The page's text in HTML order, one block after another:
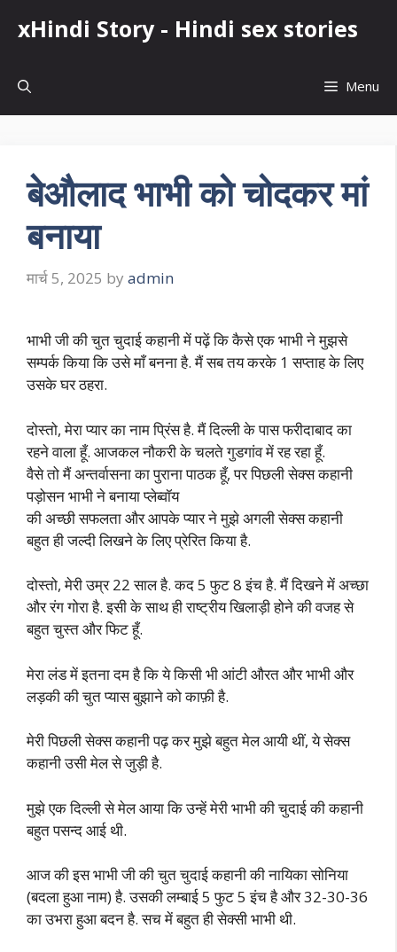
xHindi Story - Hindi sex stories
Menu
बेऔलाद भाभी को चोदकर मां
बनाया
मार्च 5, 2025 by admin
भाभी जी की चुत चुदाई कहानी में पढ़ें कि कैसे एक भाभी ने मुझसे
सम्पर्क किया कि उसे माँ बनना है. मैं सब तय करके 1 सप्ताह के लिए
उसके घर ठहरा.
दोस्तो, मेरा प्यार का नाम प्रिंस है. मैं दिल्ली के पास फरीदाबाद का
रहने वाला हूँ. आजकल नौकरी के चलते गुडगांव में रह रहा हूँ.
वैसे तो मैं अन्तर्वासना का पुराना पाठक हूँ, पर पिछली सेक्स कहानी
पड़ोसन भाभी ने बनाया प्लेब्वॉय
की अच्छी सफलता और आपके प्यार ने मुझे अगली सेक्स कहानी
बहुत ही जल्दी लिखने के लिए प्रेरित किया है.
दोस्तो, मेरी उम्र 22 साल है. कद 5 फुट 8 इंच है. मैं दिखने में अच्छा
और रंग गोरा है. इसी के साथ ही राष्ट्रीय खिलाड़ी होने की वजह से
बहुत चुस्त और फिट हूँ.
मेरा लंड में इतना दम है कि ये किसी भी आंटी औरत और भाभी और
लड़की की चुत प्यास बुझाने को काफ़ी है.
मेरी पिछली सेक्स कहानी पढ़ कर मुझे बहुत मेल आयी थीं, ये सेक्स
कहानी उसी मेल से जुड़ी है.
मुझे एक दिल्ली से मेल आया कि उन्हें मेरी भाभी की चुदाई की कहानी
बहुत पसन्द आई थी.
आज की इस भाभी जी की चुत चुदाई कहानी की नायिका सोनिया
(बदला हुआ नाम) है. उसकी लम्बाई 5 फुट 5 इंच है और 32-30-36
का उभरा हुआ बदन है. सच में बहुत ही सेक्सी भाभी थी.